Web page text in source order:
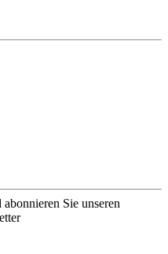
Sie unseren